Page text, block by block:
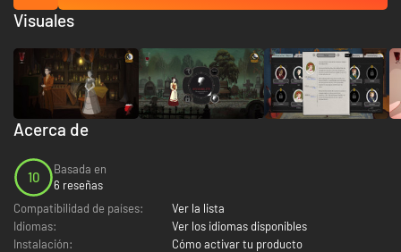
Acerca de
10
Basada en
6 reseñas
Compatibilidad de países:
Ver la lista
Idiomas:
Ver los idiomas disponibles
Instalación:
Cómo activar tu producto
Visuales